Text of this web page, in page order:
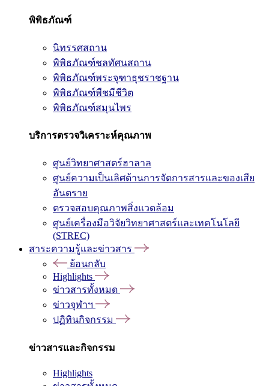
พิพิธภัณฑ์
นิทรรศสถาน
พิพิธภัณฑ์ชลทัศนสถาน
พิพิธภัณฑ์พระจุฑาธุชราชฐาน
พิพิธภัณฑ์พืชมีชีวิต
พิพิธภัณฑ์สมุนไพร
บริการตรวจวิเคราะห์คุณภาพ
ศูนย์วิทยาศาสตร์ฮาลาล
ศูนย์ความเป็นเลิศด้านการจัดการสารและของเสีย
อันตราย
ตรวจสอบคุณภาพสิ่งแวดล้อม
ศูนย์เครื่องมือวิจัยวิทยาศาสตร์และเทคโนโลยี
(STREC)
สาระความรู้และข่าวสาร
ย้อนกลับ
Highlights
ข่าวสารทั้งหมด
ข่าวจุฬาฯ
ปฏิทินกิจกรรม
ข่าวสารและกิจกรรม
Highlights